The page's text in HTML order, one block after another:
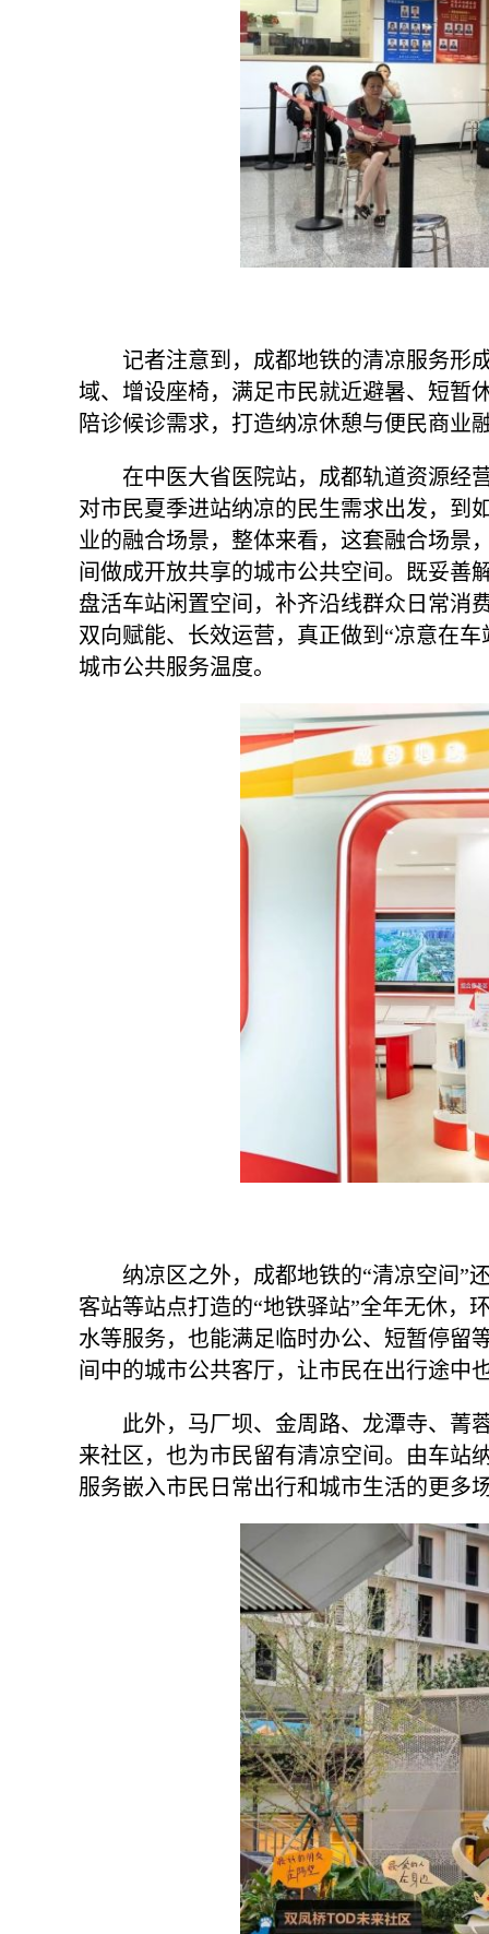
记者注意到，成都地铁的清凉服务形
域、增设座椅，满足市民就近避暑、短暂
陪诊候诊需求，打造纳凉休憩与便民商业
在中医大省医院站，成都轨道资源经
对市民夏季进站纳凉的民生需求出发，到
业的融合场景，整体来看，这套融合场景
间做成开放共享的城市公共空间。既妥善
盘活车站闲置空间，补齐沿线群众日常消
双向赋能、长效运营，真正做到“凉意在
城市公共服务温度。
纳凉区之外，成都地铁的“清凉空间”
客站等站点打造的“地铁驿站”全年无休，
水等服务，也能满足临时办公、短暂停留
间中的城市公共客厅，让市民在出行途中
此外，马厂坝、金周路、龙潭寺、菁
来社区，也为市民留有清凉空间。由车站
服务嵌入市民日常出行和城市生活的更多